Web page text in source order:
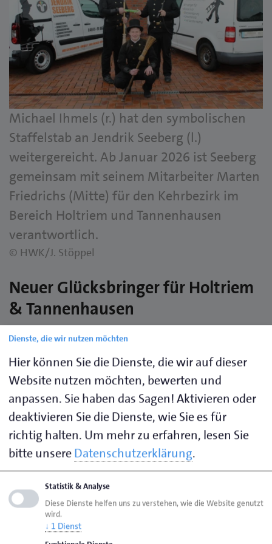
Michael Ihmels (r.) hat den symbolischen
Staffelstab an Jendrik Seeberg (l.)
weitergereicht. Ab Januar 2026 ist Seeberg
gemeinsam mit seinem Mitarbeiter Marten
Friedrichs (Mitte) für den Kehrbezirk im
Bereich Holtriem und Tannenhausen
verantwortlich.
© HWK/J. Stöppel
Neuer Glücksbringer für Holtriem
& Tannenhausen
Schornsteinfegermeister Jendrik Seeberg aus
Kehrbezirk von Michael Ihmels aus Westerholt.
17. Dezember 2025
Ostfriesland. Schornsteinfegermeister Michael
Ihmels übergibt zum 1. Januar seinen Kehrbezirk im
Bereich Holtriem und Tannenhausen (OSTF 1-08
Westerholt) an seinen ehemaligen Mitarbeiter
Jendrik Seeberg (31). Nach mehr als drei Jahrzehnten
im Dienst geht Ihmels Ende des Jahres in den
wohlverdienten Ruhestand. „Auf diesem Weg möchte
ich mich bei meinen Kundinnen und Kunden für die
Dienste, die wir nutzen möchten
Hier können Sie die Dienste, die wir auf dieser
Website nutzen möchten, bewerten und
anpassen. Sie haben das Sagen! Aktivieren oder
deaktivieren Sie die Dienste, wie Sie es für
richtig halten. Um mehr zu erfahren, lesen Sie
bitte unsereDatenschutzerklärung.
Statistik & Analyse
Diese Dienste helfen uns zu verstehen, wie die Website genutzt
wird.
↓ 1 Dienst